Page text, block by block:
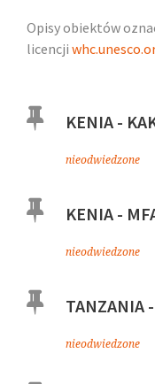
Opisy obiektów
licencji
KENIA -
nieodwiedzone
KENIA -
nieodwiedzone
TANZANIA
nieodwiedzone